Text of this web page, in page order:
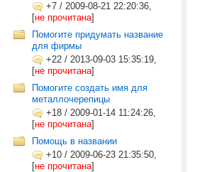
+7 / 2009-08-21 22:20:36,
[не прочитана]
Помогите придумать название
для фирмы
+22 / 2013-09-03 15:35:19,
[не прочитана]
Помогите создать имя для
металлочерепицы
+18 / 2009-01-14 11:24:26,
[не прочитана]
Помощь в названии
+10 / 2009-06-23 21:35:50,
[не прочитана]